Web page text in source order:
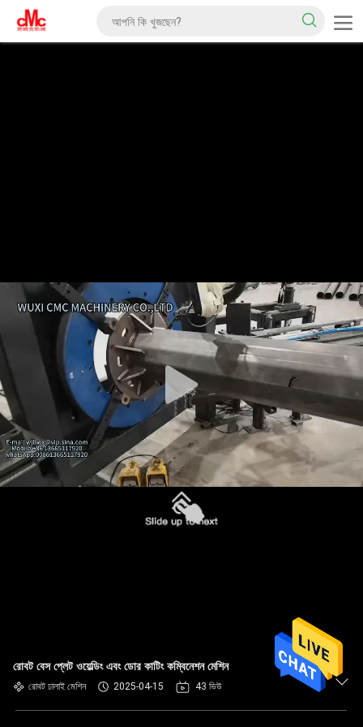
রোবট বেস প্লেট ওয়েল্ডিং এবং ডোর কাটিং কম্বিনেশন মেশিন
রোবট ঢালাই মেশিন 2025-04-15 43 ভিউ